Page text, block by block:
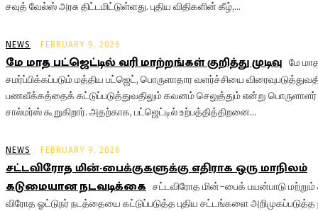
சவுத் வேல்ஸ் அரசு திட்டமிட்டுள்ளது. புதிய விதிகளின் கீழ்,...
NEWS FEBRUARY 9, 2026
மே மாத பட்ஜெட்டில் வரி மாற்றங்கள் குறித்து முடிவு மே
சமர்ப்பிக்கப்படும் மத்திய பட்ஜெட், பொருளாதார வளர்ச்சியை
பணவீக்கத்தைக் கட்டுப்படுத்துவதிலும் கவனம் செலுத்தும் என்று பொருளாளர்
சால்மர்ஸ் கூறுகிறார். அதற்காக, பட்ஜெட்டில் உற்பத்தித்திறனை...
NEWS FEBRUARY 9, 2026
சட்டவிரோத மின்-பைக்குகளுக்கு எதிராக ஒரு மாநிலம்
கடுமையான நடவடிக்கை சட்டவிரோத மின்-பைக் பயன்பாடு மற்றும்
விரோத ஓட்டுநர் நடத்தையை கட்டுப்படுத்த புதிய சட்டங்களை அறிமுகப்படுத்த